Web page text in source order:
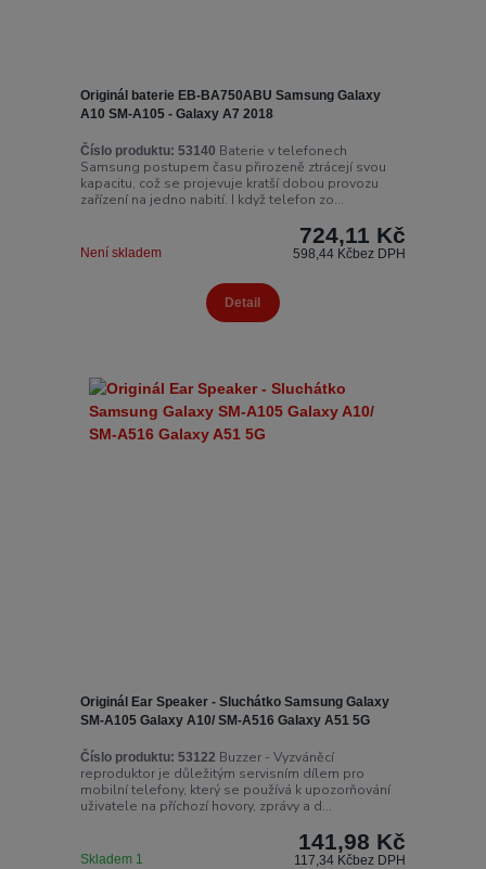
Originál baterie EB-BA750ABU Samsung Galaxy
A10 SM-A105 - Galaxy A7 2018
Číslo produktu: 53140 Baterie v telefonech
Samsung postupem času přirozeně ztrácejí svou
kapacitu, což se projevuje kratší dobou provozu
zařízení na jedno nabití. I když telefon zo...
724,11 Kč
598,44 Kčbez DPH
Není skladem
Detail
Originál Ear Speaker - Sluchátko Samsung Galaxy
SM-A105 Galaxy A10/ SM-A516 Galaxy A51 5G
Číslo produktu: 53122 Buzzer - Vyzváněcí
reproduktor je důležitým servisním dílem pro
mobilní telefony, který se používá k upozorňování
uživatele na příchozí hovory, zprávy a d...
141,98 Kč
117,34 Kčbez DPH
Skladem 1